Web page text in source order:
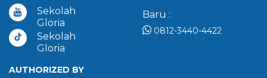
Sekolah
Gloria
Sekolah
Gloria
Baru :
0812-3440-4422
AUTHORIZED BY